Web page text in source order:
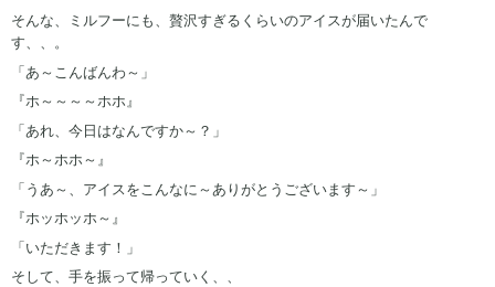
そんな、ミルフーにも、贅沢すぎるくらいのアイスが届いたんで
す、、。
「あ～こんばんわ～」
『ホ～～～～ホホ』
「あれ、今日はなんですか～？」
『ホ～ホホ～』
「うあ～、アイスをこんなに～ありがとうございます～」
『ホッホッホ～』
「いただきます！」
そして、手を振って帰っていく、、